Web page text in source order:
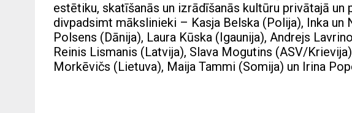
estētiku, skatīšanās un izrādīšanās kultūru privātajā
divpadsimt mākslinieki – Kasja Belska (Polija), Inka
Polsens (Dānija), Laura Kūska (Igaunija), Andrejs
Reinis Lismanis (Latvija), Slava Mogutins (ASV/
Morkēvičs (Lietuva), Maija Tammi (Somija) un Irina